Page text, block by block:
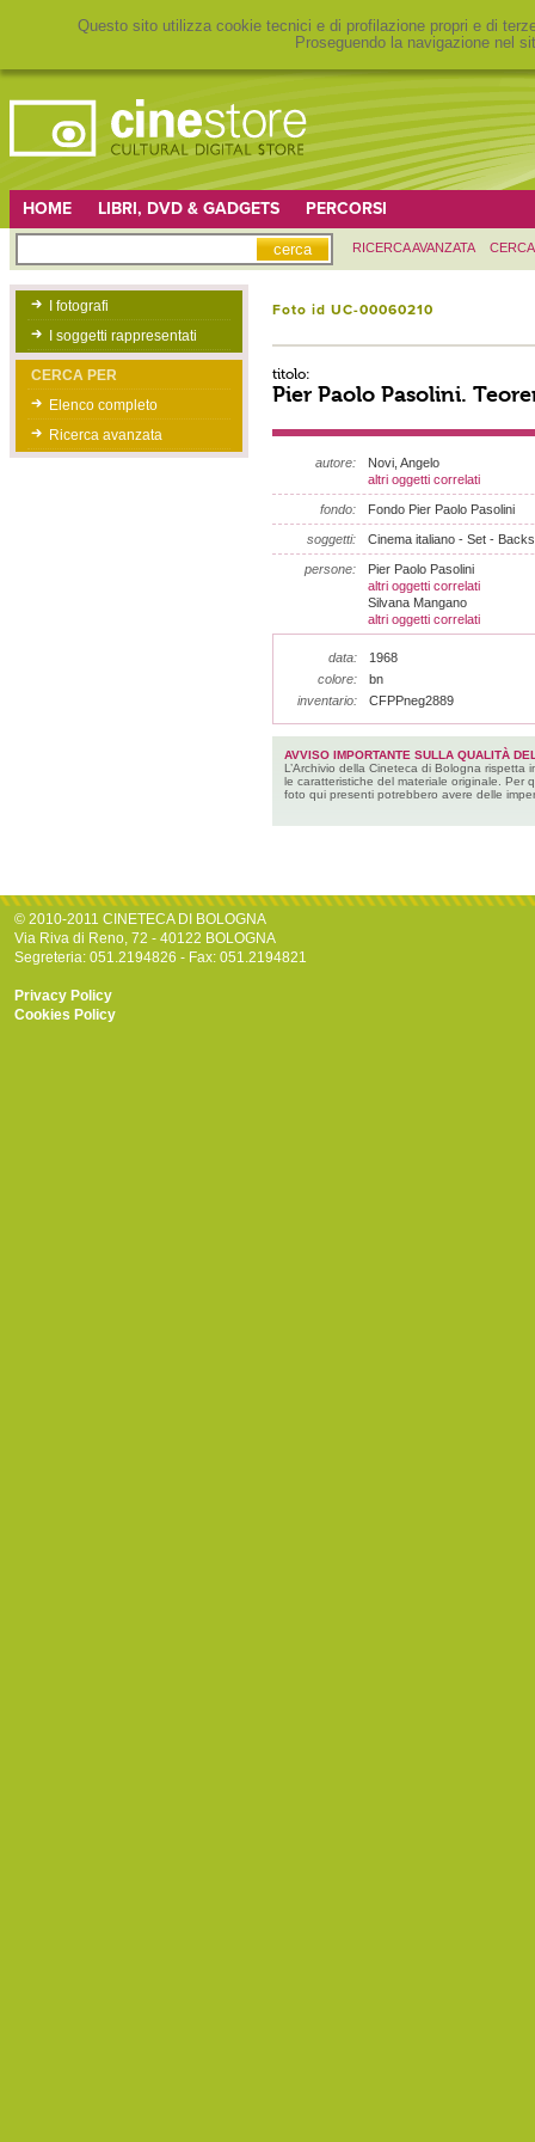
Questo sito utilizza cookie tecnici e di profilazione propri e di
Proseguendo la navigazione nel
HOME LIBRI, DVD & GADGETS PERCORSI
RICERCA AVANZATA
I fotografi
I soggetti rappresentati
CERCA PER
Elenco completo
Ricerca avanzata
Foto id UC-00060210
titolo:
Pier Paolo Pasolini.
autore:
Novi, Angelo
altri oggetti correlati
fondo: Fondo Pier Paolo Pasolini
soggetti: Cinema italiano - Set -
persone:
Pier Paolo Pasolini
altri oggetti correlati
Silvana Mangano
altri oggetti correlati
data:
1968
colore:
bn
inventario:
CFPPneg2889
AVVISO IMPORTANTE SULLA QUALITÀ
L’Archivio della Cineteca di Bologna rispetta
le caratteristiche del materiale originale. Per
foto qui presenti potrebbero avere delle
© 2010-2011 CINETECA DI BOLOGNA
Via Riva di Reno, 72 - 40122 BOLOGNA
Segreteria: 051.2194826 - Fax: 051.2194821
Privacy Policy
Cookies Policy